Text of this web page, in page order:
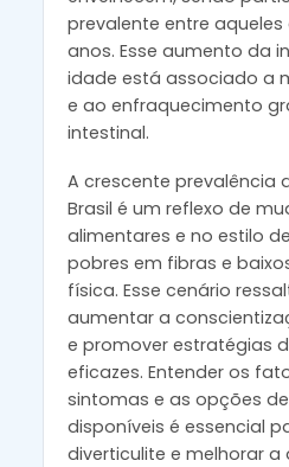
prevalente entre
anos. Esse aumento da
idade está associado a
e ao enfraquecimento
intestinal.
A crescente prevalência
Brasil é um reflexo de
alimentares e no estilo
pobres em fibras e
física. Esse cenário
aumentar a
e promover estratégias
eficazes. Entender os
sintomas e as opções
disponíveis é essencial
diverticulite e melhorar a